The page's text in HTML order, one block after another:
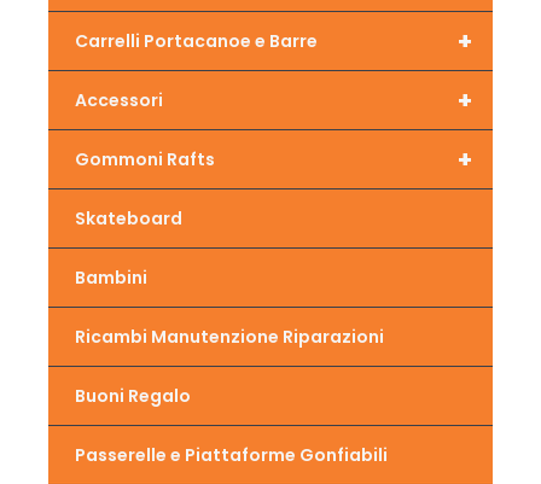
+
Carrelli Portacanoe e Barre
+
Accessori
+
Gommoni Rafts
Skateboard
Bambini
Ricambi Manutenzione Riparazioni
Buoni Regalo
Passerelle e Piattaforme Gonfiabili